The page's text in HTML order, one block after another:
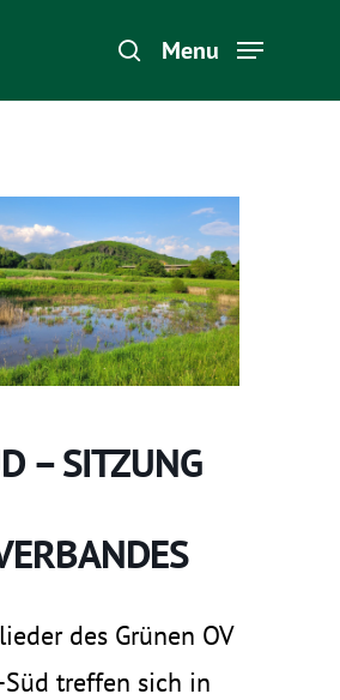
Menu
– SITZUNG
des Grünen OV
treffen sich in